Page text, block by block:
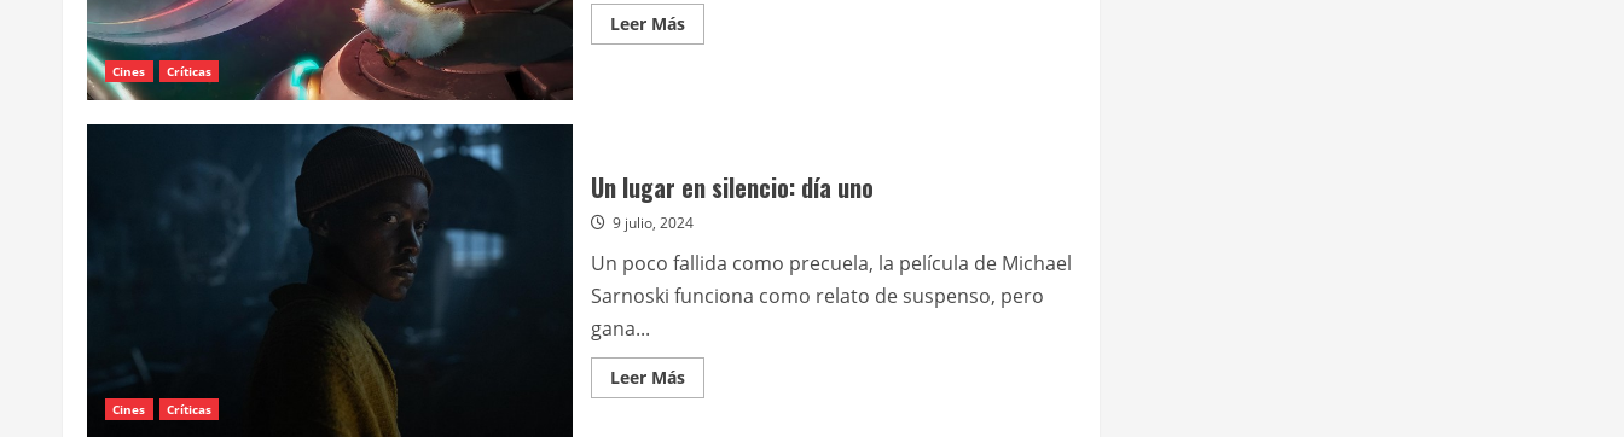
Cines Críticas
Leer MásLeer
más
Cines Críticas
Un lugar en silencio: día uno
9 julio, 2024
Un poco fallida como precuela, la película de Michael
Sarnoski funciona como relato de suspenso, pero
gana...
Leer MásLeer
más